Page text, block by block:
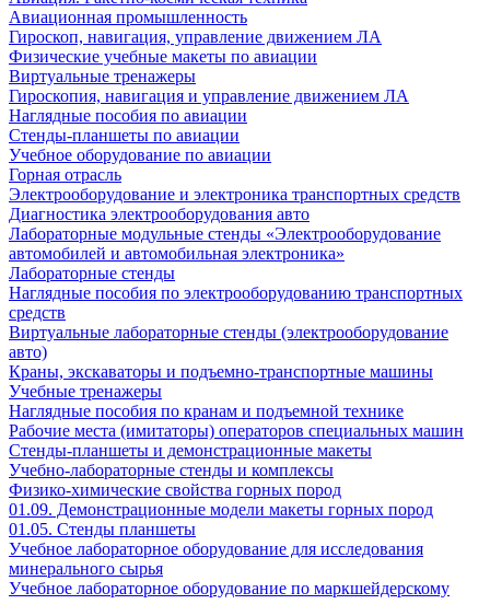
Авиационная промышленность
Гироскоп, навигация, управление движением ЛА
Физические учебные макеты по авиации
Виртуальные тренажеры
Гироскопия, навигация и управление движением ЛА
Наглядные пособия по авиации
Стенды-планшеты по авиации
Учебное оборудование по авиации
Горная отрасль
Электрооборудование и электроника транспортных средств
Диагностика электрооборудования авто
Лабораторные модульные стенды «Электрооборудование
автомобилей и автомобильная электроника»
Лабораторные стенды
Наглядные пособия по электрооборудованию транспортных
средств
Виртуальные лабораторные стенды (электрооборудование
авто)
Краны, экскаваторы и подъемно-транспортные машины
Учебные тренажеры
Наглядные пособия по кранам и подъемной технике
Рабочие места (имитаторы) операторов специальных машин
Стенды-планшеты и демонстрационные макеты
Учебно-лабораторные стенды и комплексы
Физико-химические свойства горных пород
01.09. Демонстрационные модели макеты горных пород
01.05. Стенды планшеты
Учебное лабораторное оборудование для исследования
минерального сырья
Учебное лабораторное оборудование по маркшейдерскому